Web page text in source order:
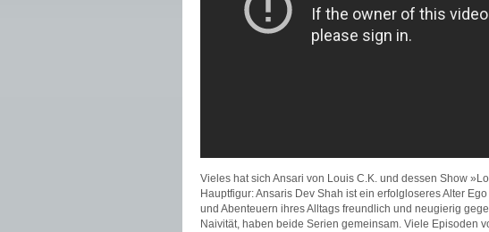
Vieles hat sich Ansari von Louis C.K. und dessen Show
Hauptfigur: Ansaris Dev Shah ist ein erfolgloseres Alter
und Abenteuern ihres Alltags freundlich und neugierig
Naivität, haben beide Serien gemeinsam. Viele Episoden